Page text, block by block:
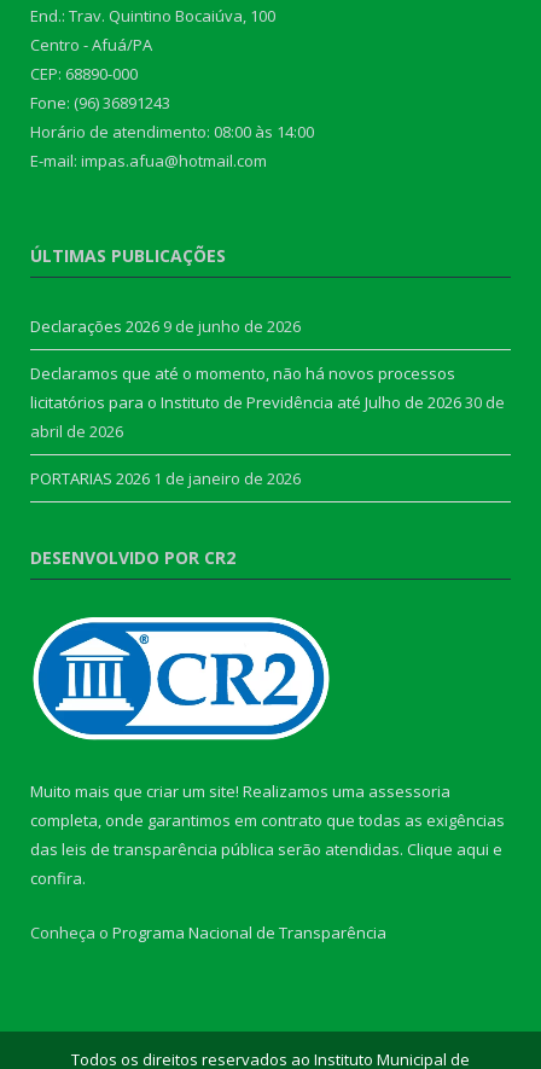
End.: Trav. Quintino Bocaiúva, 100
Centro - Afuá/PA
CEP: 68890-000
Fone: (96) 36891243
Horário de atendimento: 08:00 às 14:00
E-mail: impas.afua@hotmail.com
ÚLTIMAS PUBLICAÇÕES
Declarações 2026 9 de junho de 2026
Declaramos que até o momento, não há novos processos
licitatórios para o Instituto de Previdência até Julho de 202630 de
abril de 2026
PORTARIAS 2026 1 de janeiro de 2026
DESENVOLVIDO POR CR2
Muito mais que criar um site! Realizamos uma assessoria
completa, onde garantimos em contrato que todas as exigências
das leis de transparência pública serão atendidas. Clique aqui e
confira.
Conheça o Programa Nacional de Transparência
Todos os direitos reservados ao Instituto Municipal de